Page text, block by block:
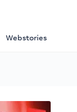
Webstories